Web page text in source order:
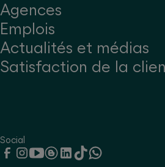
Agences
Emplois
Actualités et médias
Satisfaction de la
Social